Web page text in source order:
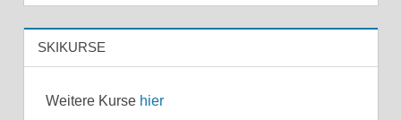
SKIKURSE
Weitere Kurse hier